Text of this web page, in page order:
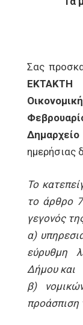
Σας
ημερήσιας
Το
το άρθρο
γεγονός
α)
εύρυθμη
Δήμου και
β)